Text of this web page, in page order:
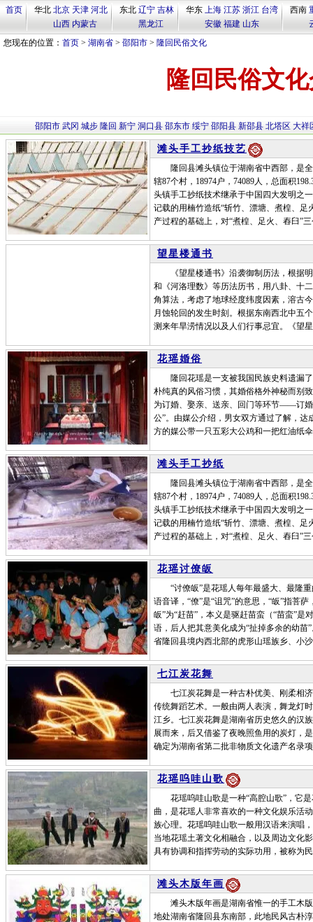
首页 华北 北京 天津 河北
山西 内蒙古
东北 辽宁 吉林
黑龙江
华东 上海 江苏 浙江 台湾
安徽 福建 山东
西南
您现在的位置： 首页 > 湖南省 > 邵阳市 > 隆回民俗文化
隆回民俗文
邵阳市 武冈 城步 隆回 新宁 洞口县 邵东市 绥宁 邵阳县 新邵县 北塔区 大祥
滩头手工抄纸技艺
隆回县滩头镇位于湖南省中西部，是全
辖87个村，18974户，74089人，总面积
头镇手工抄纸技术继承于中国四大发明之
记载的用楠竹造纸“斩竹、漂塘、煮楻、
产过程的基础上，对“煮楻、足火、舂臼”
望星楼通书
《望星楼通书》沿袭御制历法，根据明
和《河洛理数》等历法历书，用八卦、十
角算法，考虑了地球经度纬度因素，溶古
月蚀轮回的发生时刻。根据东南西北中五
测来年旱涝情况以及人们行事忌宜。《
花瑶婚俗
隆回花瑶是一支被我国民族史料遗漏了
朴纯真的风俗习惯，其婚俗格外神秘而别
为订婚、娶亲、送亲、回门等环节——订
公”。由媒公介绍，男女双方通过了解，
方的媒公带一只五彩大公鸡和一把红油纸
滩头手工抄纸
隆回县滩头镇位于湖南省中西部，是全
辖87个村，18974户，74089人，总面积
头镇手工抄纸技术继承于中国四大发明之
记载的用楠竹造纸“斩竹、漂塘、煮楻、
产过程的基础上，对“煮楻、足火、舂臼”
花瑶讨僚皈
“讨僚皈”是花瑶人每年最盛大、最隆重
语音译，“僚”是“诅咒”的意思，“皈”指菩
皈”为“赶苗”，本义是驱赶苗蛮（“苗蛮”
语，后人把其意美化成为“扯掉多余的幼苗
省隆回县境内西北部的虎形山瑶族乡、小
七江炭花舞
七江炭花舞是一种古朴优美、刚柔相济
传统舞蹈艺术。一般由两人表演，舞龙灯
江乡。七江炭花舞是湖南省历史悠久的汉
展而来，后又借鉴了夜晚照鱼用的炭灯，
确定为湖南省第二批非物质文化遗产名
花瑶呜哇山歌
花瑶呜哇山歌是一种“高腔山歌”，它是
曲，是花瑶人非常喜欢的一种文化娱乐活
族心理。花瑶呜哇山歌一般用汉语来演唱
当地花瑶土著文化相融合，以及周边文化
具有协调和指挥劳动的实际功用，被称
滩头木版年画
滩头木版年画是湖南省惟一的手工木版
地处湖南省隆回县东南部，此地民风古朴